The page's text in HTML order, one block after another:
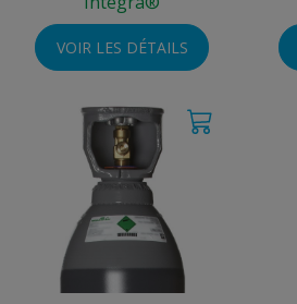
VOIR LES DÉTAILS